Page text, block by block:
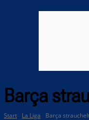
Barça
Start La Liga Barça